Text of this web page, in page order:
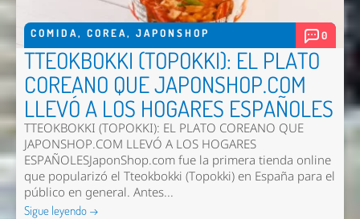
COMIDA, COREA, JAPONSHOP 0
TTEOKBOKKI (TOPOKKI): EL PLATO
COREANO QUE JAPONSHOP.COM
LLEVÓ A LOS HOGARES ESPAÑOLES
TTEOKBOKKI (TOPOKKI): EL PLATO COREANO QUE
JAPONSHOP.COM LLEVÓ A LOS HOGARES
ESPAÑOLESJaponShop.com fue la primera tienda online
que popularizó el Tteokbokki (Topokki) en España para el
público en general. Antes...
Sigue leyendo →